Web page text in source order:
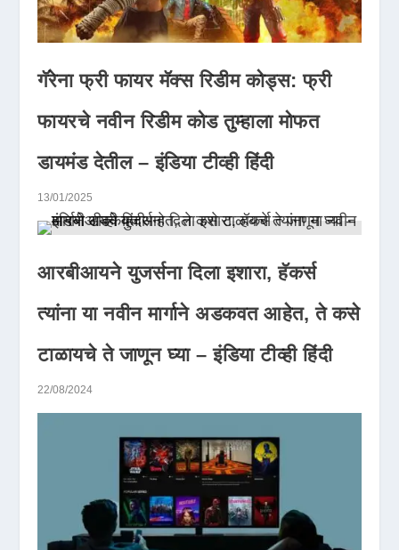
गॅरेना फ्री फायर मॅक्स रिडीम कोड्स: फ्री
फायरचे नवीन रिडीम कोड तुम्हाला मोफत
डायमंड देतील – इंडिया टीव्ही हिंदी
13/01/2025
आरबीआयने युजर्सना दिला इशारा, हॅकर्स
त्यांना या नवीन मार्गाने अडकवत आहेत, ते कसे
टाळायचे ते जाणून घ्या – इंडिया टीव्ही हिंदी
22/08/2024